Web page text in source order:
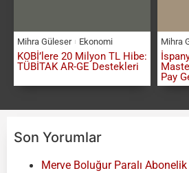
Mihra Güleser Ekonomi
KOBİ’lere 20 Milyon TL Hibe:
TÜBİTAK AR-GE Destekleri
Mihra
Pay
Son Yorumlar
Merve Boluğur Paralı Abonelik